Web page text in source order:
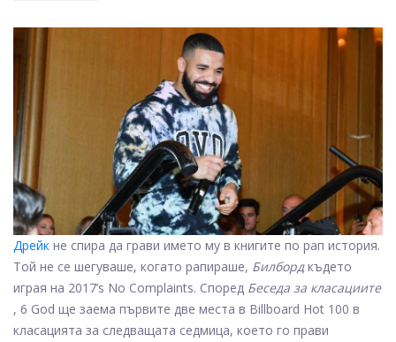
Дрейк не спира да грави името му в книгите по рап история.
Той не се шегуваше, когато рапираше, Билбордкъдето
играя на 2017’s No Complaints. Според Беседа за класациите
, 6 God ще заема първите две места в Billboard Hot 100 в
класацията за следващата седмица, което го прави